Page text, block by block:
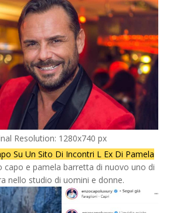
Resolution: 1280x740 px
Su Un Sito Di Incontri L Ex Di Pamela
capo e pamela barretta di nuovo uno di
nello studio di uomini e donne.